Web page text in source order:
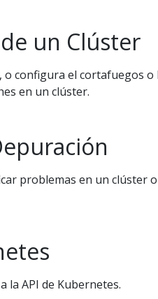
un Clúster
o configura el cortafuegos o
en un clúster.
problemas en un clúster o
la API de Kubernetes.